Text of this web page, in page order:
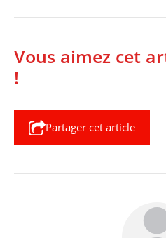
Vous aimez cet
!
Partager cet article